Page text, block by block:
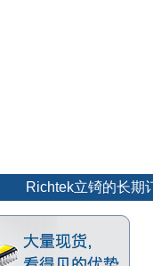
Richtek立锜的长期